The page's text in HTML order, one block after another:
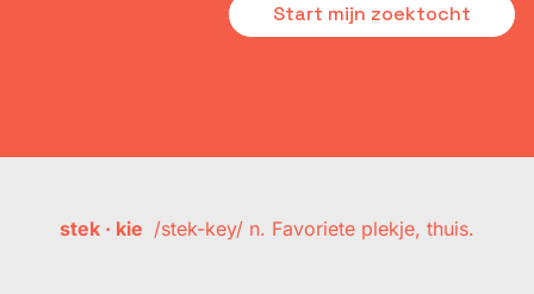
Start mijn zoektocht
stek · kie /stek-key/ n. Favoriete plekje, thuis.